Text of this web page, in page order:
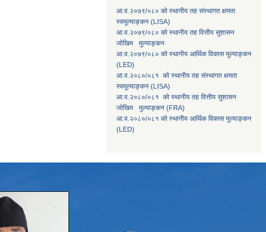
आ.व.२०७९/०८० को स्थानीय तह संस्थागत क्षमता
स्वमूल्याङ्कन (LISA)
आ.व.२०७९/०८० को स्थानीय तह वित्तीय सुशासन
जोखिम मुल्याङ्कन
आ.व.२०७९/०८० को स्थानीय आर्थिक विकास मूल्याङ्कन
(LED)
आ.व.२०८०/०८१ को स्थानीय तह संस्थागत क्षमता
स्वमूल्याङ्कन (LISA)
आ.व.२०८०/०८१ को स्थानीय तह वित्तीय सुशासन
जोखिम मुल्याङ्कन (FRA)
आ.व.२०८०/०८१ को स्थानीय आर्थिक विकास मूल्याङ्कन
(LED)